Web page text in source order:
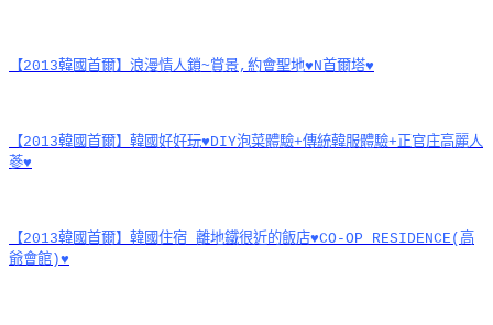
【2013韓國首爾】浪漫情人鎖~賞景,約會聖地♥N首爾塔♥
【2013韓國首爾】韓國好好玩♥DIY泡菜體驗+傳統韓服體驗+正官庄高麗人
蔘♥
【2013韓國首爾】韓國住宿 離地鐵很近的飯店♥CO-OP RESIDENCE(高
爺會館)♥